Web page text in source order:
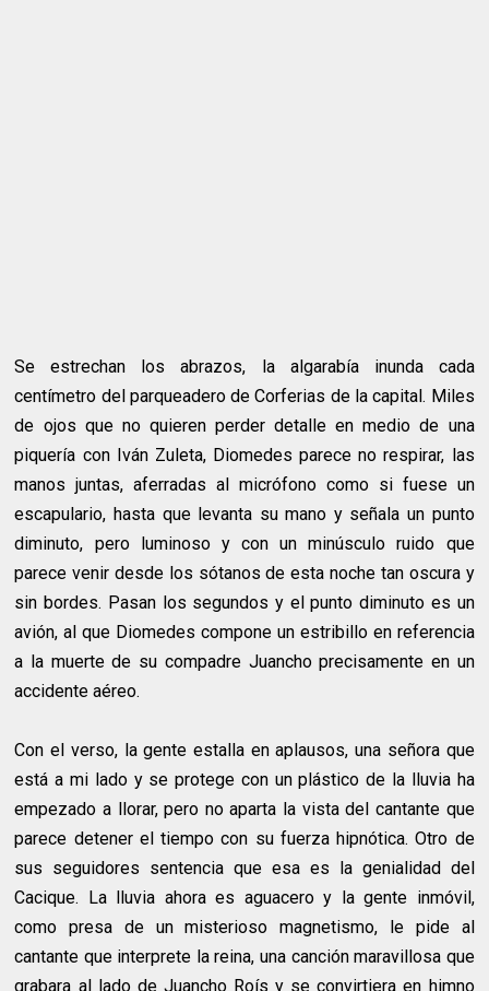
Se estrechan los abrazos, la algarabía inunda cada
centímetro del parqueadero de Corferias de la capital. Miles
de ojos que no quieren perder detalle en medio de una
piquería con Iván Zuleta, Diomedes parece no respirar, las
manos juntas, aferradas al micrófono como si fuese un
escapulario, hasta que levanta su mano y señala un punto
diminuto, pero luminoso y con un minúsculo ruido que
parece venir desde los sótanos de esta noche tan oscura y
sin bordes. Pasan los segundos y el punto diminuto es un
avión, al que Diomedes compone un estribillo en referencia
a la muerte de su compadre Juancho precisamente en un
accidente aéreo.
Con el verso, la gente estalla en aplausos, una señora que
está a mi lado y se protege con un plástico de la lluvia ha
empezado a llorar, pero no aparta la vista del cantante que
parece detener el tiempo con su fuerza hipnótica. Otro de
sus seguidores sentencia que esa es la genialidad del
Cacique. La lluvia ahora es aguacero y la gente inmóvil,
como presa de un misterioso magnetismo, le pide al
cantante que interprete la reina, una canción maravillosa que
grabara al lado de Juancho Roís y se convirtiera en himno